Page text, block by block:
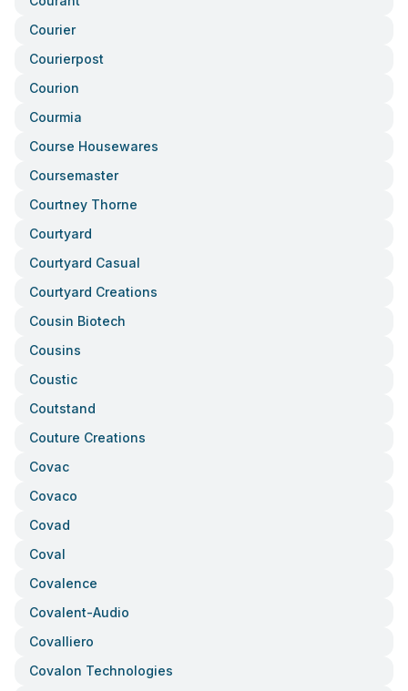
Courier
Courierpost
Courion
Courmia
Course Housewares
Coursemaster
Courtney Thorne
Courtyard
Courtyard Casual
Courtyard Creations
Cousin Biotech
Cousins
Coustic
Coutstand
Couture Creations
Covac
Covaco
Covad
Coval
Covalence
Covalent-Audio
Covalliero
Covalon Technologies